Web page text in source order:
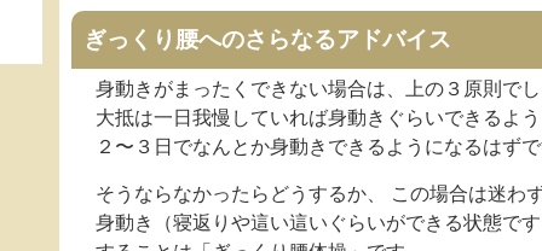
ぎっくり腰へのさらなるアドバイス
身動きがまったくできない場合は、上の３原則で
大抵は一日我慢していれば身動きぐらいできるよ
２〜３日でなんとか身動きできるようになるはず
そうならなかったらどうするか、 この場合は迷わ
身動き（寝返りや這い這いぐらいができる状態で